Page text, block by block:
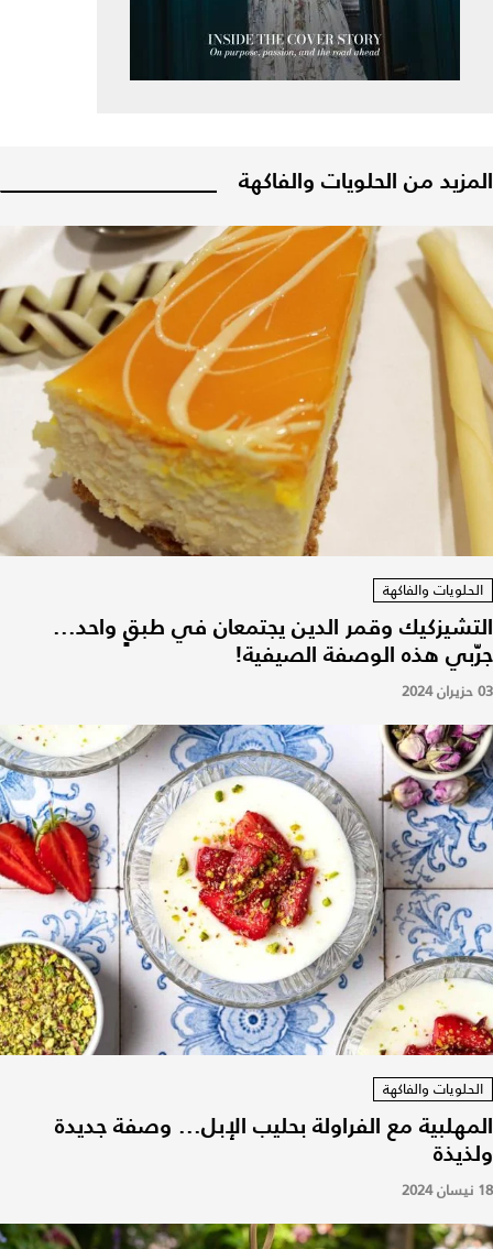
المزيد من الحلويات والفاكهة
الحلويات والفاكهة
التشيزكيك وقمر الدين يجتمعان في طبقٍ واحد...
جرّبي هذه الوصفة الصيفية!
03 حزيران 2024
الحلويات والفاكهة
المهلبية مع الفراولة بحليب الإبل... وصفة جديدة
ولذيذة
18 نيسان 2024